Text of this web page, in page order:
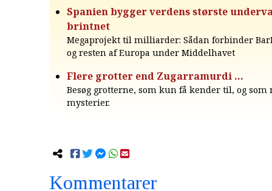
Spanien bygger verdens største
brintnet
Megaprojekt til milliarder: Sådan forbinder
og resten af Europa under Middelhavet
Flere grotter end Zugarramurdi ...
Besøg grotterne, som kun få kender til, og
mysterier.
Kommentarer